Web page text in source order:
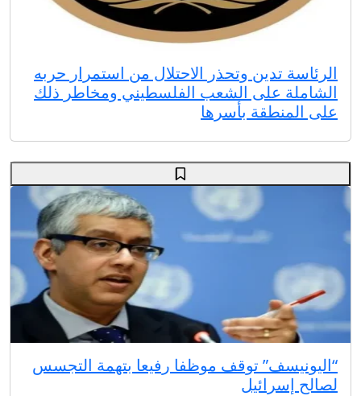
الرئاسة تدين وتحذر الاحتلال من استمرار حربه
الشاملة على الشعب الفلسطيني ومخاطر ذلك
على المنطقة بأسرها
“اليونيسف” توقف موظفا رفيعا بتهمة التجسس
لصالح إسرائيل